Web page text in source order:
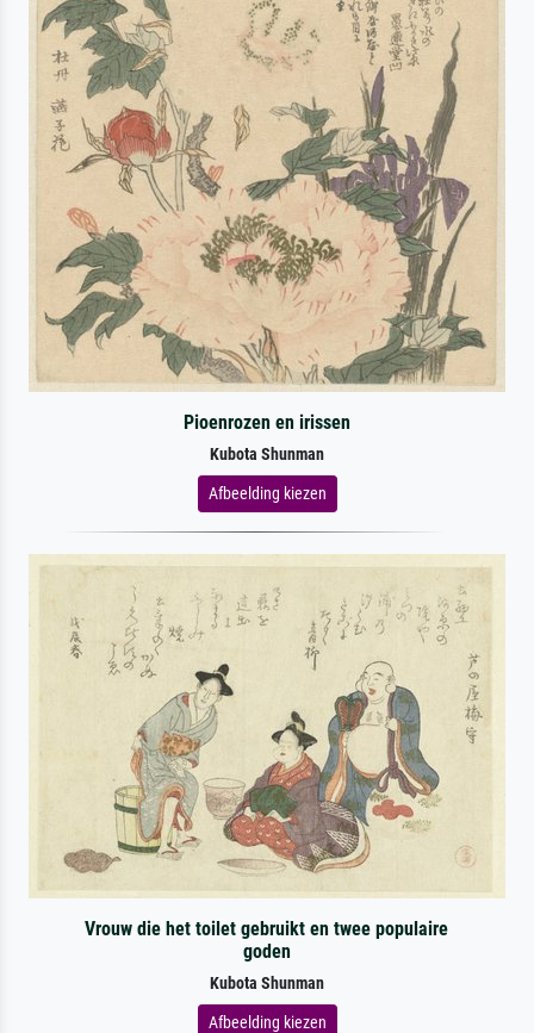
Pioenrozen en irissen
Kubota Shunman
Afbeelding kiezen
Vrouw die het toilet gebruikt en twee populaire
goden
Kubota Shunman
Afbeelding kiezen